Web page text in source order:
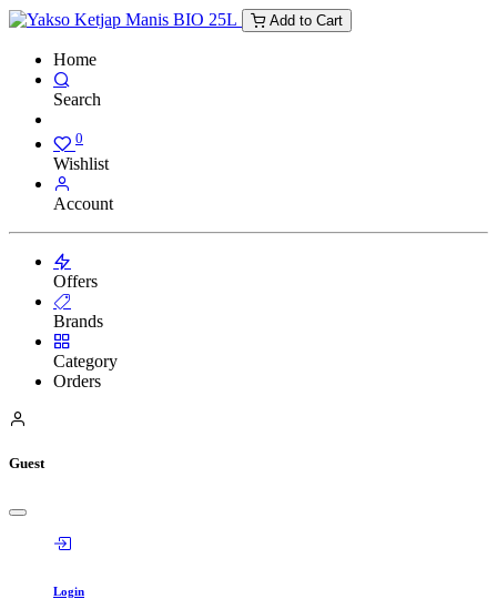
Add to Cart
Home
Search
0
Wishlist
Account
Offers
Brands
Category
Orders
Guest
Login